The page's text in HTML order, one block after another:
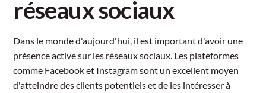
réseaux sociaux
Dans le monde d'aujourd'hui, il est important d'avoir une
présence active sur les réseaux sociaux. Les plateformes
comme Facebook et Instagram sont un excellent moyen
d'atteindre des clients potentiels et de les intéresser à